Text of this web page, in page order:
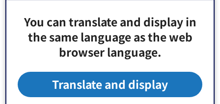
You can translate and display in
the same language as the web
browser language.
Translate and display
平成27年6月
平成27年5月
平成27年4月